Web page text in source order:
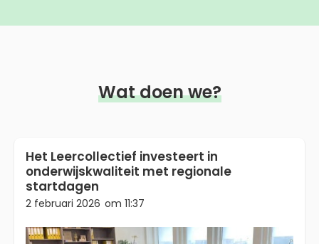
Wat doen we?
Het Leercollectief investeert in
onderwijskwaliteit met regionale
startdagen
2 februari 2026 om 11:37